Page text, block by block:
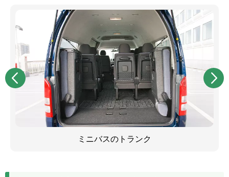
ミニバスのトランク